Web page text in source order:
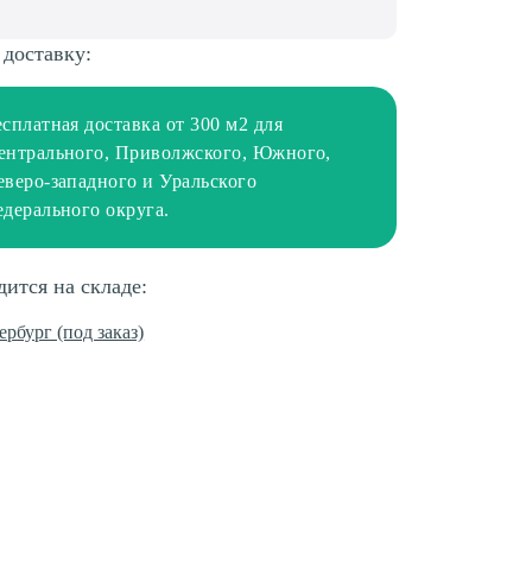
доставка от 300 м2 для
Приволжского, Южного,
западного и Уральского
округа.
на складе:
(под заказ)